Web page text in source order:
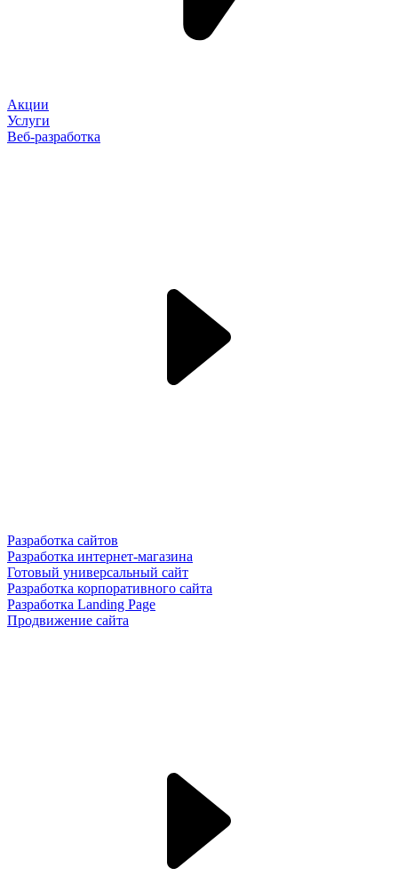
Акции
Услуги
Веб-разработка
Разработка сайтов
Разработка интернет-магазина
Готовый универсальный сайт
Разработка корпоративного сайта
Разработка Landing Page
Продвижение сайта